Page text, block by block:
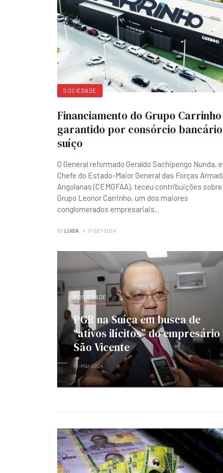
SOCIEDADE
Financiamento do Grupo Carrinho
garantido por consórcio bancário
suíço
O General reformado Geraldo Sachipengo Nunda,
Chefe do Estado-Maior General das Forças
Angolanas (CEMGFAA), teceu contribuições sobre
Grupo Leonor Carrinho, um dos maiores
conglomerados empresariais
BY LUISA 11-SET-2024
SOCIEDADE
PGR na Suíça em busca de
“ativos ilícitos” do empresário
São Vicente
13-MAI-2024